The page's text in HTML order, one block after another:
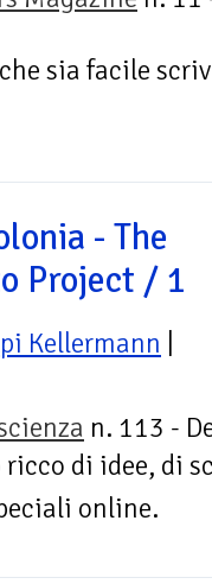
sia facile
- The
Project / 1
Kellermann
n. 113 -
di idee, di
online.